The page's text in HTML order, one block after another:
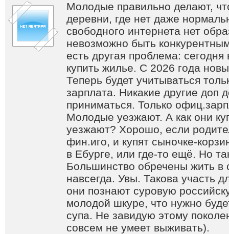
Молодые правильно делают,
деревни, где нет даже
свободного интернета нет
невозможно быть
есть другая проблема:
купить жилье. С 2026 года
Теперь будет учитываться
зарплата. Никакие другие доп
приниматься. Только
Молодые уезжают. А как они
уезжают? Хорошо, если
фин.иго, и купят сыночке-
в Ебурге, или где-то ещё. Но
Большинство обречены жить в
навсегда. Увы. Такова участь
они познают суровую
молодой шкуре, что нужно
супа. Не завидую этому
совсем не умеет выживать).